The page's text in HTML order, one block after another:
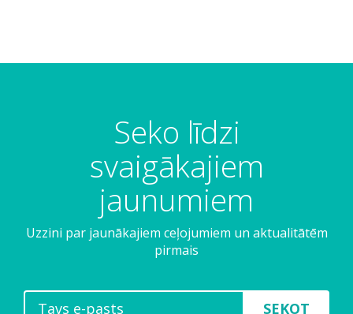
Seko līdzi
svaigākajiem
jaunumiem
Uzzini par jaunākajiem ceļojumiem un aktualitātēm
pirmais
SEKOT